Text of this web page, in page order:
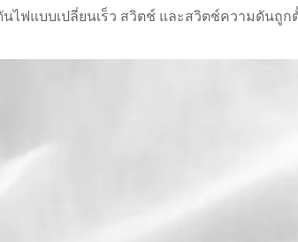
ไฟแบบเปลี่ยนเร็ว สวิตช์ และสวิตช์ความดันถูก